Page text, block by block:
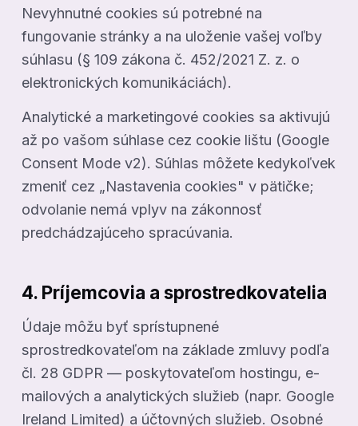
Nevyhnutné cookies sú potrebné na
fungovanie stránky a na uloženie vašej voľby
súhlasu (§ 109 zákona č. 452/2021 Z. z. o
elektronických komunikáciách).
Analytické a marketingové cookies sa aktivujú
až po vašom súhlase cez cookie lištu (Google
Consent Mode v2). Súhlas môžete kedykoľvek
zmeniť cez „Nastavenia cookies" v pätičke;
odvolanie nemá vplyv na zákonnosť
predchádzajúceho spracúvania.
4. Príjemcovia a sprostredkovatelia
Údaje môžu byť sprístupnené
sprostredkovateľom na základe zmluvy podľa
čl. 28 GDPR — poskytovateľom hostingu, e-
mailových a analytických služieb (napr. Google
Ireland Limited) a účtovných služieb. Osobné